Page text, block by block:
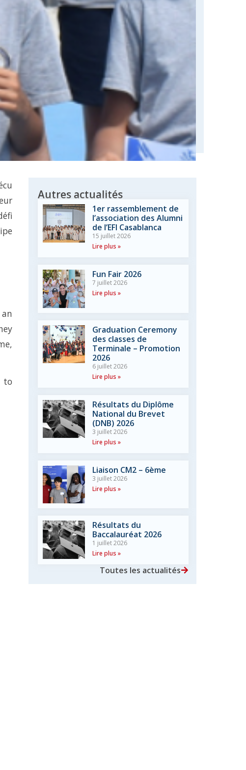
to
Autres actualités
1er rassemblement de
l’association des Alumni
de l’EFI Casablanca
15 juillet 2026
Lire plus »
Fun Fair 2026
7 juillet 2026
Lire plus »
Graduation Ceremony
des classes de
Terminale – Promotion
2026
6 juillet 2026
Lire plus »
Résultats du Diplôme
National du Brevet
(DNB) 2026
3 juillet 2026
Lire plus »
Liaison CM2 – 6ème
3 juillet 2026
Lire plus »
Résultats du
Baccalauréat 2026
1 juillet 2026
Lire plus »
Toutes les actualités